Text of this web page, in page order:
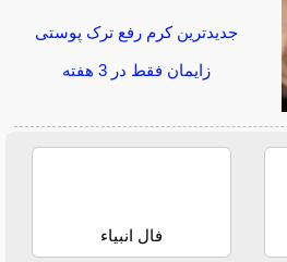
جدیدترین کرم رفع ترک پوستی
زایمان فقط در 3 هفته
فال انبیاء